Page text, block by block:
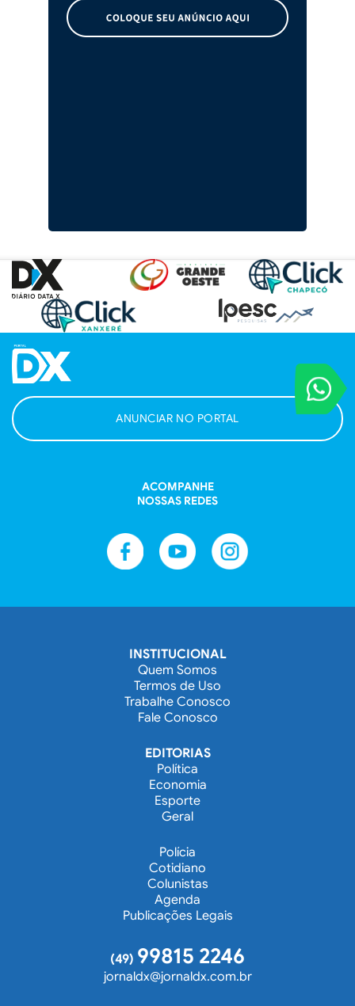
VOCÊ
Entre em
ANUNCIAR NO PORTAL
ACOMPANHE
NOSSAS REDES
INSTITUCIONAL
Quem Somos
Termos de Uso
Trabalhe Conosco
Fale Conosco
EDITORIAS
Política
Economia
Esporte
Geral
Polícia
Cotidiano
Colunistas
Agenda
Publicações Legais
(49) 99815 2246
jornaldx@jornaldx.com.br